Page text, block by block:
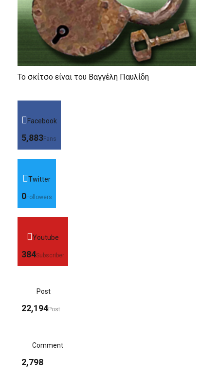
Το σκίτσο είναι του Βαγγέλη Παυλίδη
Facebook
5,883Fans
Twitter
0Followers
Youtube
384Subscriber
Post
22,194Post
Comment
2,798